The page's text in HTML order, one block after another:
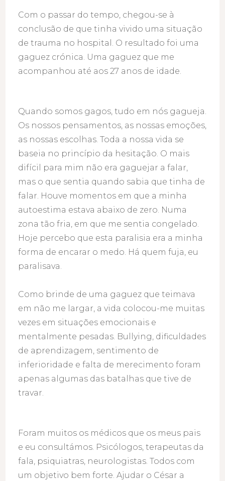
Com o passar do tempo, chegou-se à
conclusão de que tinha vivido uma situação
de trauma no hospital. O resultado foi uma
gaguez crónica. Uma gaguez que me
acompanhou até aos 27 anos de idade.
Quando somos gagos, tudo em nós gagueja.
Os nossos pensamentos, as nossas emoções,
as nossas escolhas. Toda a nossa vida se
baseia no princípio da hesitação. O mais
difícil para mim não era gaguejar a falar,
mas o que sentia quando sabia que tinha de
falar. Houve momentos em que a minha
autoestima estava abaixo de zero. Numa
zona tão fria, em que me sentia congelado.
Hoje percebo que esta paralisia era a minha
forma de encarar o medo. Há quem fuja, eu
paralisava.
Como brinde de uma gaguez que teimava
em não me largar, a vida colocou-me muitas
vezes em situações emocionais e
mentalmente pesadas. Bullying, dificuldades
de aprendizagem, sentimento de
inferioridade e falta de merecimento foram
apenas algumas das batalhas que tive de
travar.
Foram muitos os médicos que os meus pais
e eu consultámos. Psicólogos, terapeutas da
fala, psiquiatras, neurologistas. Todos com
um objetivo bem forte. Ajudar o César a